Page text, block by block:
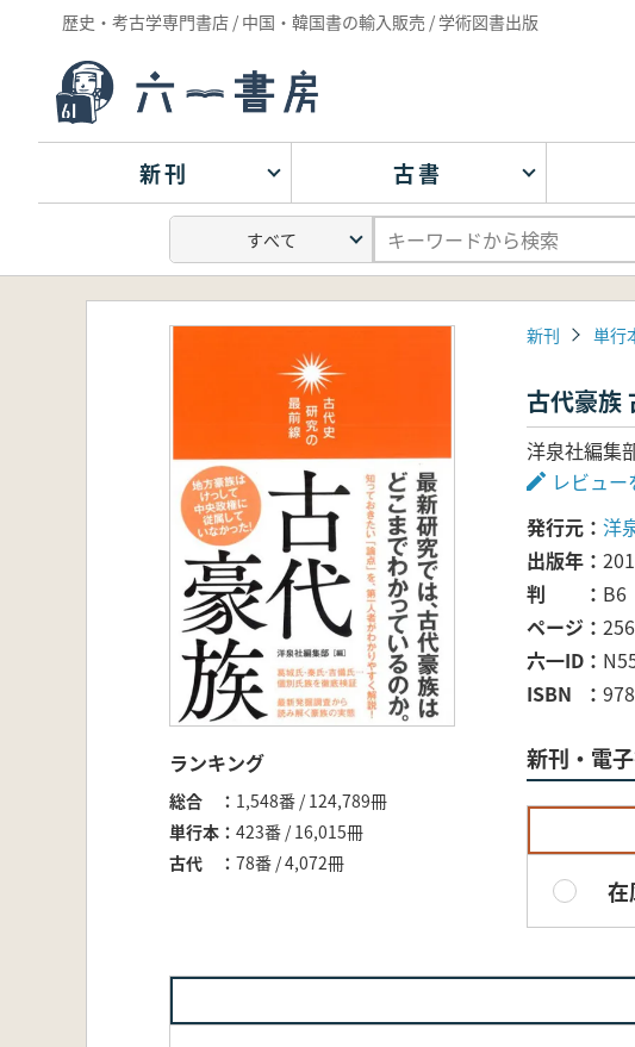
歴史・考古学専門書店 / 中国・韓国書の輸入販売 / 学術図書出版
新刊 古書
ランキング
総合
1,548番 / 124,789冊
単行本
423番 / 16,015冊
古代
78番 / 4,072冊
新刊 単行
古代豪族
洋泉社編集
レビュー
発行元
洋
出版年
判
B6
ページ
256
六一ID
ISBN
新刊・電
在